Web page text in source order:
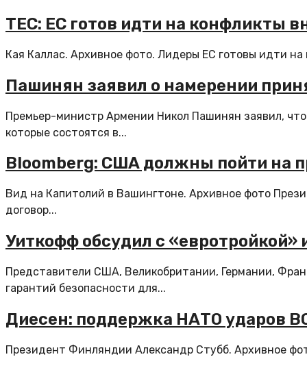
TEC: ЕС готов идти на конфликты
Кая Каллас. Архивное фото. Лидеры ЕС готовы идти
Пашинян заявил о намерении
Премьер-министр Армении Никол Пашинян заявил,
которые состоятся в...
Bloomberg: США должны пойти на
Вид на Капитолий в Вашингтоне. Архивное фото
договор...
Уиткофф обсудил с «евротройкой»
Представители США, Великобритании, Германии,
гарантий безопасности для...
Диесен: поддержка НАТО ударов
Президент Финляндии Александр Стубб. Архивное